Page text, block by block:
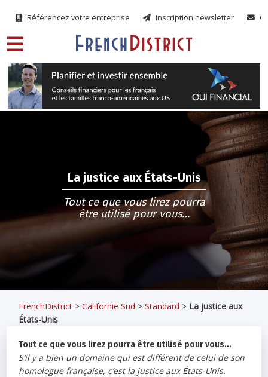
Référencez votre entreprise Inscription newsletter
La justice aux États-Unis
Tout ce que vous lirez pourra
être utilisé pour vous…
FrenchDistrict >Californie Sud >Standard > La justice aux
États-Unis
Tout ce que vous lirez pourra être utilisé pour vous…
S’il y a bien un domaine qui est différent de celui de son
homologue française, c’est la justice aux États-Unis.